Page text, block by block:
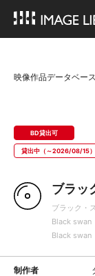
映像作品データベー
BD貸出可
貸出中（～2026/08/15）
ブラッ
ブラック・
Black swan
Black swan
制作者